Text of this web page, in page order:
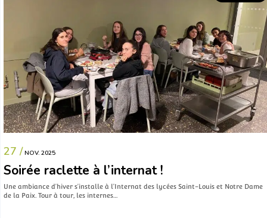
27 / NOV. 2025
Soirée raclette à l’internat !
Une ambiance d’hiver s’installe à l’Internat des lycées Saint-Louis et Notre Dame
de la Paix. Tour à tour, les internes…